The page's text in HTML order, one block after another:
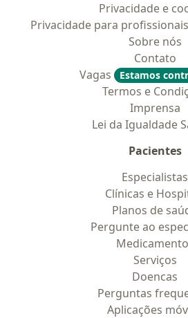
Privacidade e
Privacidade para
Sobre nós
Contato
Vagas
Estamos
Termos e
Imprensa
Lei da Igualdade
Pacientes
Especialistas
Clínicas e
Planos de
Pergunte ao
Serviços
Doencas
Perguntas
Aplicações